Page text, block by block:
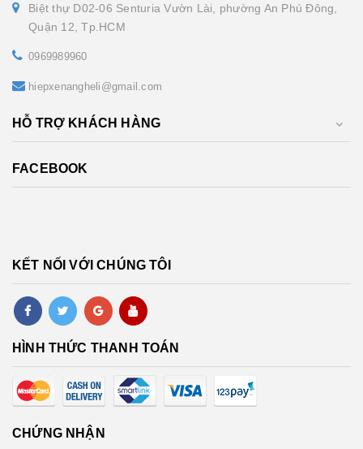
Biệt thự D02-06 Senturia Vườn Lài, phường An Phú Đông,
Quận 12, Tp.HCM
0969989960
hiepxenangheli@gmail.com
HỖ TRỢ KHÁCH HÀNG
FACEBOOK
KẾT NỐI VỚI CHÚNG TÔI
HÌNH THỨC THANH TOÁN
CHỨNG NHẬN